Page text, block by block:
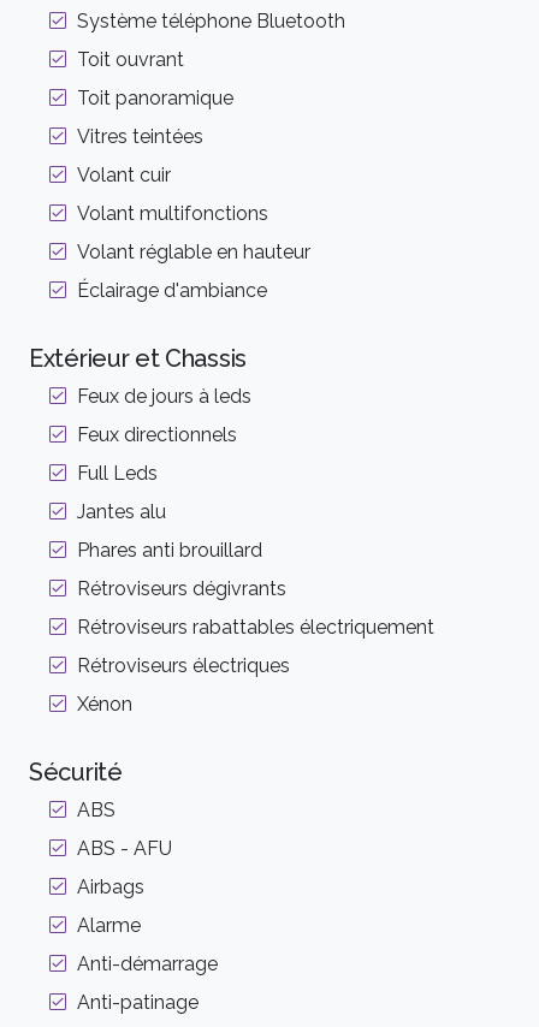
Système téléphone Bluetooth
Toit ouvrant
Toit panoramique
Vitres teintées
Volant cuir
Volant multifonctions
Volant réglable en hauteur
Éclairage d'ambiance
Extérieur et Chassis
Feux de jours à leds
Feux directionnels
Full Leds
Jantes alu
Phares anti brouillard
Rétroviseurs dégivrants
Rétroviseurs rabattables électriquement
Rétroviseurs électriques
Xénon
Sécurité
ABS
ABS - AFU
Airbags
Alarme
Anti-démarrage
Anti-patinage